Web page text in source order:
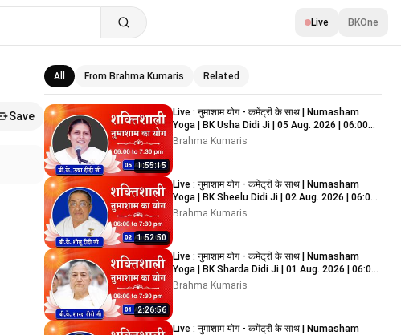
Live BKOne
Save
All From Brahma Kumaris Related
Related videos
1:55:15
Live : नुमाशाम योग - कमेंट्री के साथ | Numasham
Yoga | BK Usha Didi Ji | 05 Aug. 2026 | 06:00
PM
Brahma Kumaris
1:52:50
Live : नुमाशाम योग - कमेंट्री के साथ | Numasham
Yoga | BK Sheelu Didi Ji | 02 Aug. 2026 | 06:00
PM
Brahma Kumaris
2:26:56
Live : नुमाशाम योग - कमेंट्री के साथ | Numasham
Yoga | BK Sharda Didi Ji | 01 Aug. 2026 | 06:00
PM
Brahma Kumaris
Live : नुमाशाम योग - कमेंट्री के साथ | Numasham